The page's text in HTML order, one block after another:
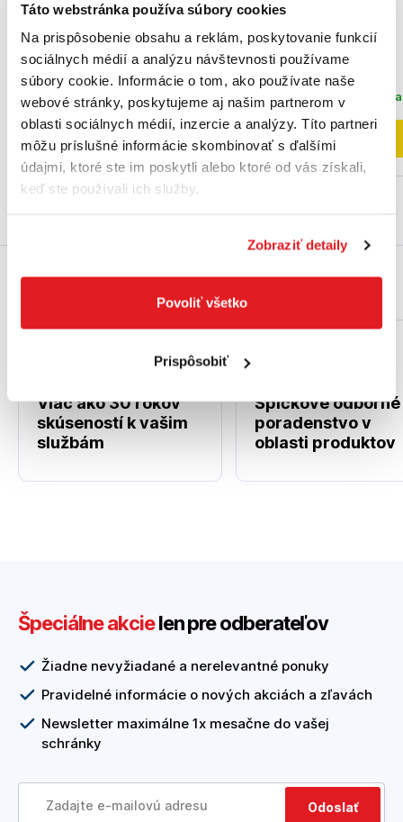
Táto webstránka používa súbory cookies
Na prispôsobenie obsahu a reklám, poskytovanie funkcií
sociálnych médií a analýzu návštevnosti používame
súbory cookie. Informácie o tom, ako používate naše
webové stránky, poskytujeme aj našim partnerom v
oblasti sociálnych médií, inzercie a analýzy. Títo partneri
môžu príslušné informácie skombinovať s ďalšími
údajmi, ktoré ste im poskytli alebo ktoré od vás získali,
keď ste používali ich služby.
Zobraziť detaily
Povoliť všetko
Prispôsobiť
25,70 €
20,89 €bez DPH
Posledné 2 kusy
Do košíka
1910U0-9
15 ,40 €
12,52 €bez DPH
Posledný kus na
Do košíka
Prečo práve my?
Viac ako 30 rokov
skúseností k vašim
službám
Špičkové odborné
poradenstvo v
oblasti produktov
Špeciálne akcielen pre odberateľov
Žiadne nevyžiadané a nerelevantné ponuky
Pravidelné informácie o nových akciách a zľavách
Newsletter maximálne 1x mesačne do vašej
schránky
Odoslať